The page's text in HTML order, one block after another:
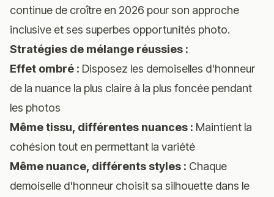
continue de croître en 2026 pour son approche
inclusive et ses superbes opportunités photo.
Stratégies de mélange réussies :
Effet ombré : Disposez les demoiselles d'honneur
de la nuance la plus claire à la plus foncée pendant
les photos
Même tissu, différentes nuances : Maintient la
cohésion tout en permettant la variété
Même nuance, différents styles : Chaque
demoiselle d'honneur choisit sa silhouette dans le